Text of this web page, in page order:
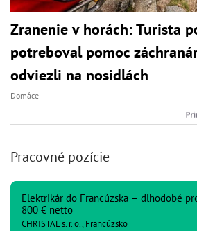
Zranenie v horách: Turista
potreboval pomoc
odviezli na nosidlách
Domáce
Pracovné pozície
Elektrikár do Francúzska – dlhodobé
800 € netto
CHRISTAL s. r. o., Francúzsko